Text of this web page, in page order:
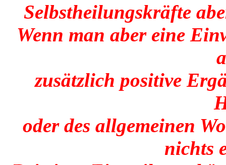
Selbstheilungskräfte
Wenn man aber eine
zusätzlich positive
oder des allgemeinen
nichts